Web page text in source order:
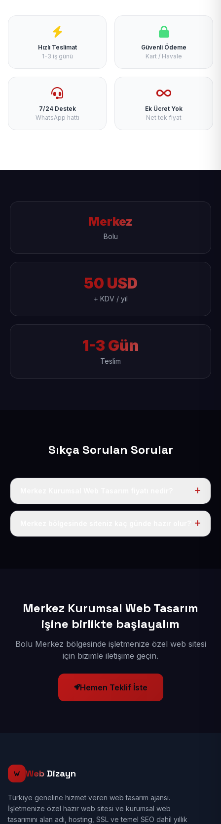
Hızlı Teslimat
1-3 iş günü
Güvenli Ödeme
Kart / Havale
7/24 Destek
WhatsApp hattı
Ek Ücret Yok
Net tek fiyat
Merkez
Bolu
50 USD
+ KDV / yıl
1-3 Gün
Teslim
Sıkça Sorulan Sorular
Tek fiyat uygulanır: yıllık 50 USD + KDV. Bu bedele alan
Merkez Kurumsal Web Tasarım
işine birlikte başlayalım
Bolu Merkez bölgesinde işletmenize özel web sitesi
için bizimle iletişime geçin.
Hemen Teklif İste
Web Dizayn
Türkiye geneline hizmet veren web tasarım ajansı.
İşletmenize özel hazır web sitesi ve kurumsal web
tasarımını alan adı, hosting, SSL ve temel SEO dahil yıllık